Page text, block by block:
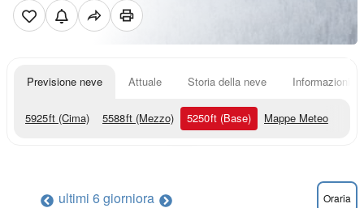
Previsione neve Attuale Storia della neve Informazioni
5925ft (Cima) 5588ft (Mezzo) 5250ft (Base) Mappe Meteo
ultimi 6 giorniora Oraria